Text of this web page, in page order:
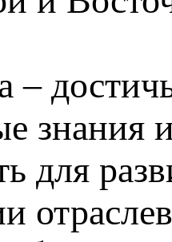
–
знания
для